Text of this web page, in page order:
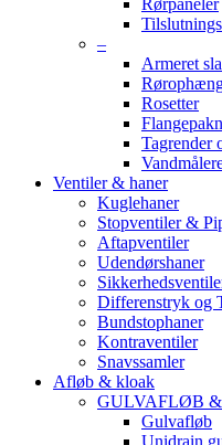
Rørpaneler
–
Armeret
Rosetter
Tagrender
Ventiler & haner
Kuglehaner
Stopventiler &
Aftapventiler
Udendørshaner
Differenstryk og
Bundstophaner
Kontraventiler
Snavssamler
Afløb & kloak
GULVAFLØB
Gulvafløb
Unidrain